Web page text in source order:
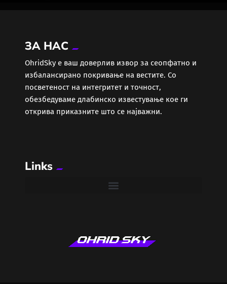
ЗА НАС
ОhridSky е ваш доверлив извор за сеопфатно и
избалансирано покривање на вестите. Со
посветеност на интегритет и точност,
обезбедуваме длабинско известување кое ги
открива приказните што се најважни.
Links